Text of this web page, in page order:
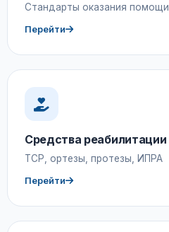
Стандарты оказания помощи
Перейти
Средства реабилитации
ТСР, ортезы, протезы, ИПРА
Перейти